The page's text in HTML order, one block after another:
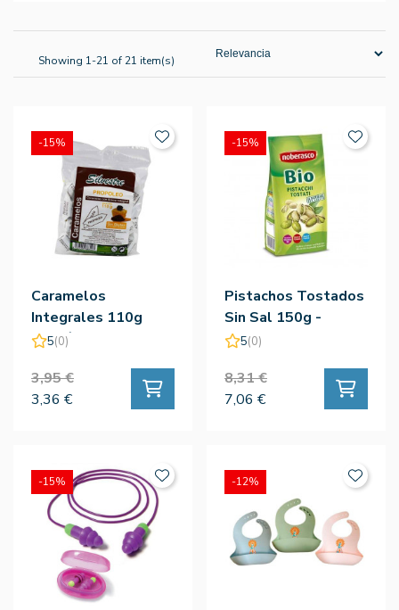
Showing 1-21 of 21 item(s)
Caramelos
Integrales 110g
Propóleo Con Miel -
5(0)
3,95 €
3,36 €
-15%
Pistachos Tostados
Sin Sal 150g -
Noberasco
5(0)
8,31 €
7,06 €
-15%
-15% -12%